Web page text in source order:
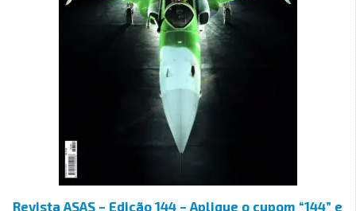
Revista ASAS – Edição 144 – Aplique o cupom “144” e